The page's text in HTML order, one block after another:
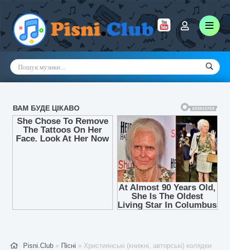
Pisni.Club » Пісні » Християнські (книжні, авторські) колядки